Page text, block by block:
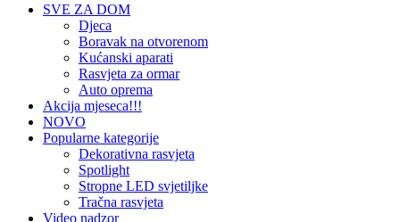
SVE ZA DOM
Djeca
Boravak na otvorenom
Kućanski aparati
Rasvjeta za ormar
Auto oprema
Akcija mjeseca!!!
NOVO
Popularne kategorije
Dekorativna rasvjeta
Spotlight
Stropne LED svjetiljke
Tračna rasvjeta
Video nadzor